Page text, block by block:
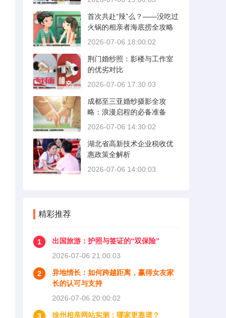
首次共赴“辣”么？——没吃过
火锅的相亲者海底捞全攻略
2026-07-06 18:00:02
荆门婚纱照：影楼与工作室
的优劣对比
2026-07-06 17:30:03
成都至三亚婚纱摄影全攻
略：浪漫启程的必备准备
2026-07-06 14:30:02
湖北省高新技术企业税收优
惠政策全解析
2026-07-06 14:00:03
精彩推荐
1
出国旅游：护照与签证的“双保险”
2026-07-06 21:00:03
2
异地情长：如何跨越距离，赢得女友家
长的认可与支持
2026-07-06 20:00:02
3
徐州相亲网站实测：哪家更靠谱？